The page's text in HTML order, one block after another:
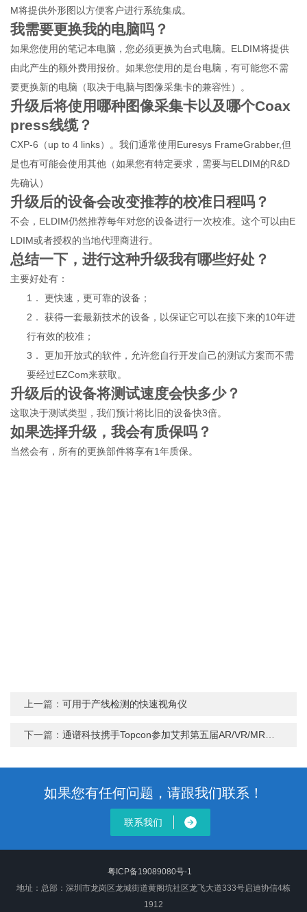
M将提供外形图以方便客户进行系统集成。
我需要更换我的电脑吗？
如果您使用的笔记本电脑，您必须更换为台式电脑。ELDIM将提供
由此产生的额外费用报价。如果您使用的是台电脑，有可能您不需
要更换新的电脑（取决于电脑与图像采集卡的兼容性）。
升级后将使用哪种图像采集卡以及哪个Coax
press线缆？
CXP-6 （up to 4 links）。我们通常使用Euresys FrameGrabber,但
是也有可能会使用其他（如果您有特定要求，需要与ELDIM的R&D
先确认）
升级后的设备会改变推荐的校准日程吗？
不会，ELDIM仍然推荐每年对您的设备进行一次校准。这个可以由E
LDIM或者授权的当地代理商进行。
总结一下，进行这种升级我有哪些好处？
主要好处有：
1．更快速，更可靠的设备；
2．获得一套最新技术的设备，以保证它可以在接下来的10年进
行有效的校准；
3．更加开放式的软件，允许您自行开发自己的测试方案而不需
要经过EZCom来获取。
升级后的设备将测试速度会快多少？
这取决于测试类型，我们预计将比旧的设备快3倍。
如果选择升级，我会有质保吗？
当然会有，所有的更换部件将享有1年质保。
上一篇：可用于产线检测的快速视角仪
下一篇：通谱科技携手Topcon参加艾邦第五届AR/VR/MR产业论坛
如果您有任何问题，请跟我们联系！
联系我们
粤ICP备19089080号-1
地址：总部：深圳市龙岗区龙城街道黄阁坑社区龙飞大道333号启迪协信4栋
1912